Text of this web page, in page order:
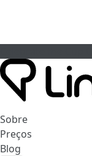
Sobre
Preços
Blog